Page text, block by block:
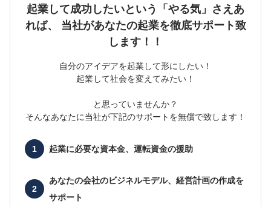
起業して成功したいという「やる気」さえあ
れば、
当社があなたの起業を徹底サポート致
します！！
自分のアイデアを起業して形にしたい！
起業して社会を変えてみたい！
と思っていませんか？
そんなあなたに当社が下記のサポートを無償で致します！
起業に必要な資本金、運転資金の援助
あなたの会社のビジネルモデル、経営計画の作成を
サポート